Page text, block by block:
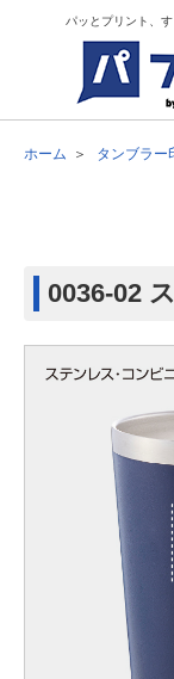
パッとプリント、
ホーム タンブラー
0036-02